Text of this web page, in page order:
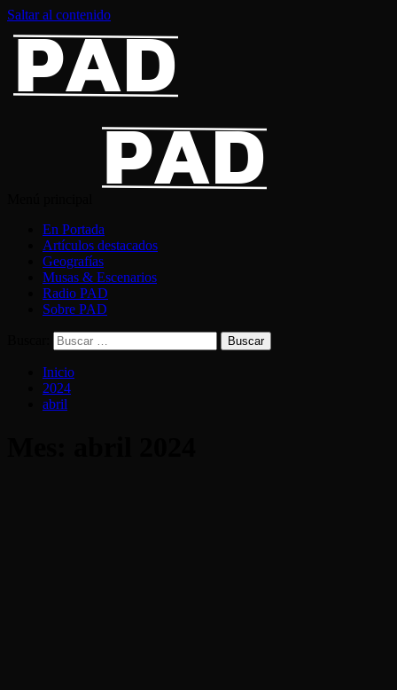
Saltar al contenido
En Portada
Artículos destacados
Geografías
Musas & Escenarios
Radio PAD
Sobre PAD
Inicio
2024
abril